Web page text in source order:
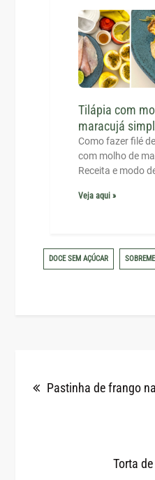
Tilápia com
maracujá
Como fazer filé
com molho de
Receita e modo
Veja aqui »
DOCE SEM AÇÚCAR
Pastinha de frango
Torta